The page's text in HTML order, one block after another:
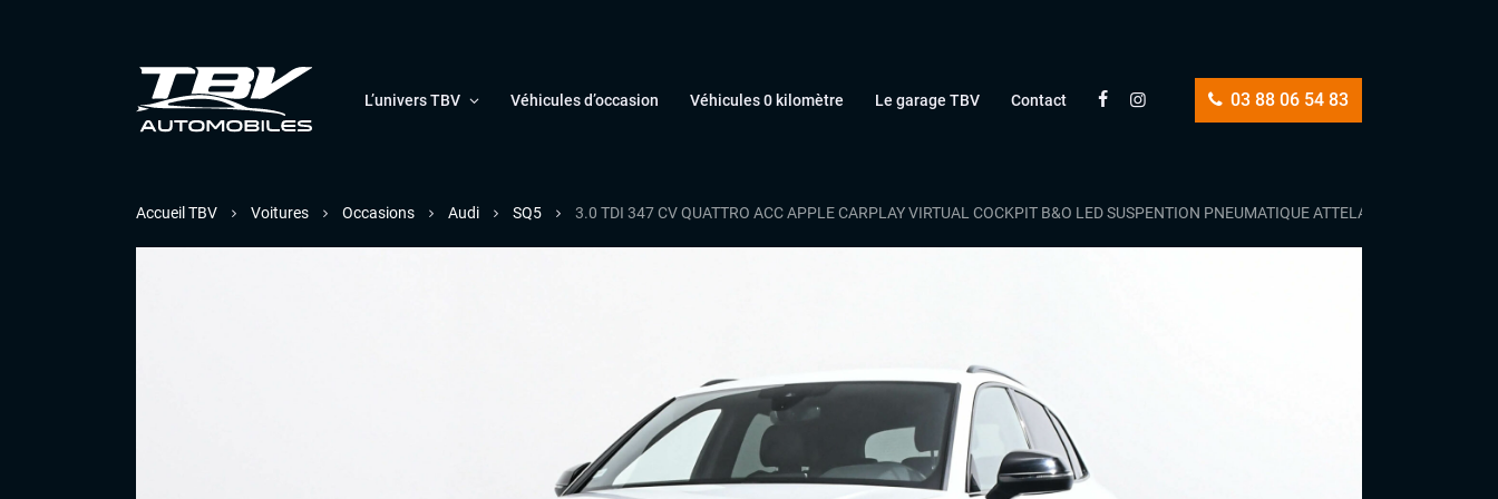
03 88 06 54 83
L’univers TBV Véhicules d’occasion Véhicules 0 kilomètre Le garage TBV Contact
Accueil TBV Voitures Occasions Audi SQ5 3.0 TDI 347 CV QUATTRO ACC APPLE CARPLAY VIRTUAL COCKPIT B&O LED SUSPENTION PNEUMATIQUE ATTELAGE ELEC !!